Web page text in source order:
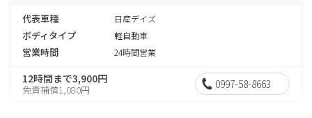
代表車種 日産デイズ
ボディタイプ 軽自動車
営業時間 24時間営業
12時間まで3,900円
免責補償1,080円 0997-58-8663